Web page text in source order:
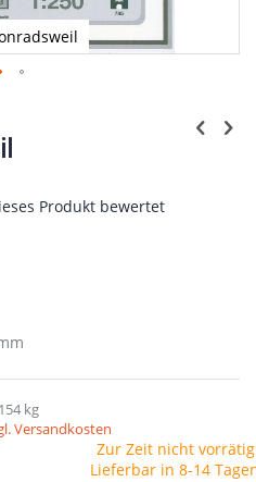
Produkt bewertet
kg
Versandkosten
Zur Zeit nicht
Lieferbar in 8-14